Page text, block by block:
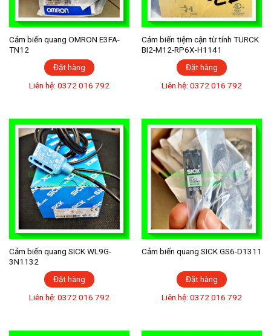
Cảm biến quang OMRON E3FA-
TN12
Đặt hàng
Liên hệ: 0372 016 792
Cảm biến tiệm cận từ tính TURCK
BI2-M12-RP6X-H1141
Đặt hàng
Liên hệ: 0372 016 792
Cảm biến quang SICK WL9G-
3N1132
Đặt hàng
Liên hệ: 0372 016 792
Cảm biến quang SICK GS6-D1311
Đặt hàng
Liên hệ: 0372 016 792